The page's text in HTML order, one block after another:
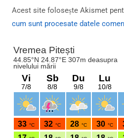
Acest site folosește Akismet
cum sunt procesate datele